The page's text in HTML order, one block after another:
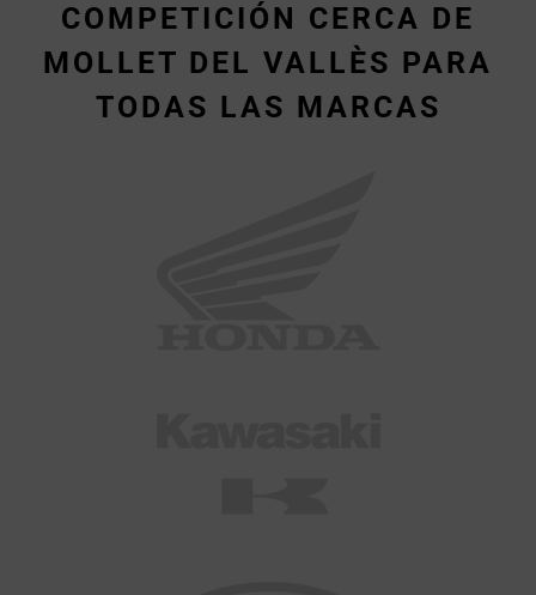
COMPETICIÓN CERCA DE
MOLLET DEL VALLÈS PARA
TODAS LAS MARCAS